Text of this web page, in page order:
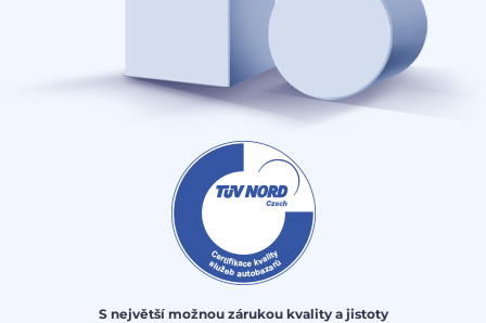
S největší možnou zárukou kvality a jistoty